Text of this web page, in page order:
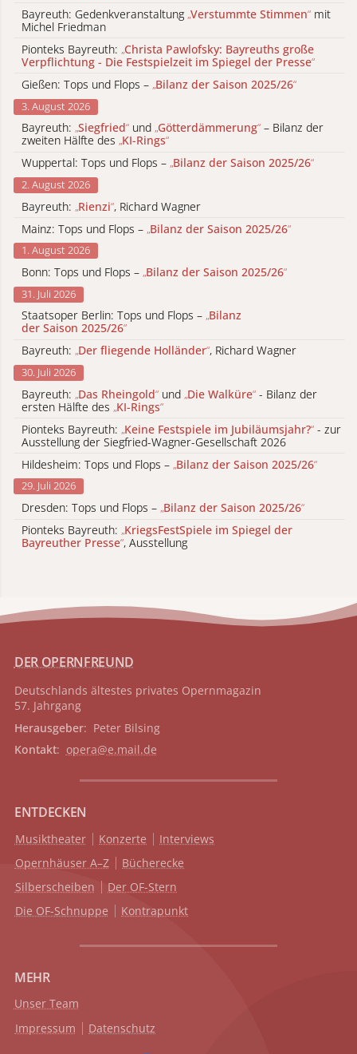
Bayreuth: Gedenkveranstaltung „Verstummte Stimmen“ mit
Michel Friedman
Pionteks Bayreuth: „Christa Pawlofsky: Bayreuths große
Verpflichtung - Die Festspielzeit im Spiegel der Presse“
Gießen: Tops und Flops – „Bilanz der Saison 2025/26“
3. August 2026
Bayreuth: „Siegfried“ und „Götterdämmerung“ – Bilanz der
zweiten Hälfte des „KI-Rings“
Wuppertal: Tops und Flops – „Bilanz der Saison 2025/26“
2. August 2026
Bayreuth: „Rienzi“, Richard Wagner
Mainz: Tops und Flops – „Bilanz der Saison 2025/26“
1. August 2026
Bonn: Tops und Flops – „Bilanz der Saison 2025/26“
31. Juli 2026
Staatsoper Berlin: Tops und Flops – „Bilanz
der Saison 2025/26“
Bayreuth: „Der fliegende Holländer“, Richard Wagner
30. Juli 2026
Bayreuth: „Das Rheingold“ und „Die Walküre“ - Bilanz der
ersten Hälfte des „KI-Rings“
Pionteks Bayreuth: „Keine Festspiele im Jubiläumsjahr?“ - zur
Ausstellung der Siegfried-Wagner-Gesellschaft 2026
Hildesheim: Tops und Flops – „Bilanz der Saison 2025/26“
29. Juli 2026
Dresden: Tops und Flops – „Bilanz der Saison 2025/26“
Pionteks Bayreuth: „KriegsFestSpiele im Spiegel der
Bayreuther Presse“, Ausstellung
DER OPERNFREUND
Deutschlands ältestes privates Opernmagazin
57. Jahrgang
Herausgeber: Peter Bilsing
Kontakt: opera@e.mail.de
ENTDECKEN
Musiktheater Konzerte
Interviews
Opernhäuser A–Z
Bücherecke
Silberscheiben
Der OF-Stern
Die OF-Schnuppe
Kontrapunkt
MEHR
Unser Team
Impressum
Datenschutz